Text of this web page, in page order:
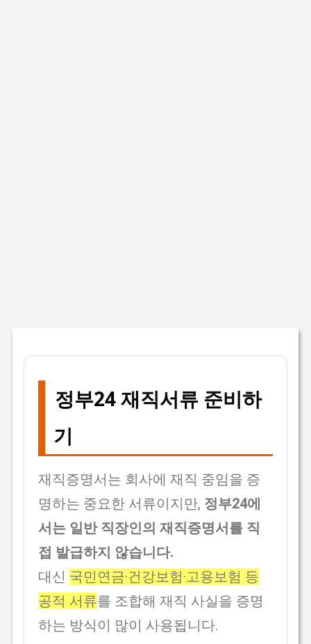
정부24 재직서류 준비하
기
재직증명서는 회사에 재직 중임을 증
명하는 중요한 서류이지만, 정부24에
서는 일반 직장인의 재직증명서를 직
접 발급하지 않습니다.
대신 국민연금·건강보험·고용보험 등
공적 서류를 조합해 재직 사실을 증명
하는 방식이 많이 사용됩니다.